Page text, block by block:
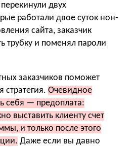
двух
работали двое суток нон-
сайта, заказчик
трубку и поменял пароли
заказчиков поможет
стратегия. Очевидное
себя — предоплата:
выставить клиенту счет
и только после этого
Даже если вы давно